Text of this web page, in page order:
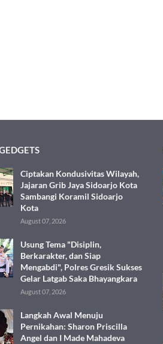
Ciptakan Kondusivitas Wilayah,
Jajaran Grib Jaya Sidoarjo Kota
Sambangi Koramil Sidoarjo
Kota
August 07, 2026
Usung Tema "Disiplin,
Berkarakter, dan Siap
Mengabdi", Polres Gresik Sukses
Gelar Latgab Saka Bhayangkara
August 07, 2026
Langkah Awal Menuju
Pernikahan: Sharon Priscilla
Angel dan I Made Mahadeva